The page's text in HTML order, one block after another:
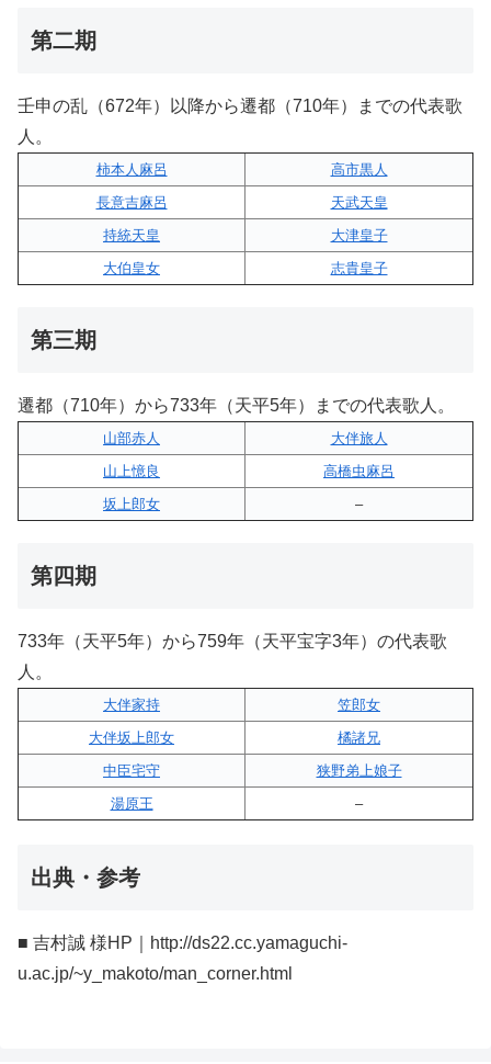
第二期
壬申の乱（672年）以降から遷都（710年）までの代表歌
人。
柿本人麻呂
高市黒人
長意吉麻呂
天武天皇
持統天皇
大津皇子
大伯皇女
志貴皇子
第三期
遷都（710年）から733年（天平5年）までの代表歌人。
山部赤人
大伴旅人
山上憶良
高橋虫麻呂
坂上郎女
–
第四期
733年（天平5年）から759年（天平宝字3年）の代表歌
人。
大伴家持
笠郎女
大伴坂上郎女
橘諸兄
中臣宅守
狭野弟上娘子
湯原王
–
出典・参考
■ 吉村誠 様HP｜http://ds22.cc.yamaguchi-
u.ac.jp/~y_makoto/man_corner.html